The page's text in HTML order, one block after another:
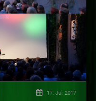
17. Juli 2017